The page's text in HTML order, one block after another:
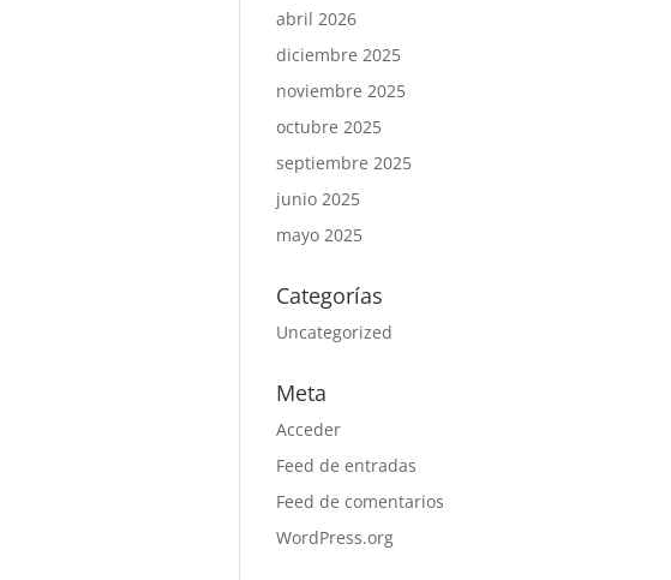
abril 2026
diciembre 2025
noviembre 2025
octubre 2025
septiembre 2025
junio 2025
mayo 2025
Categorías
Uncategorized
Meta
Acceder
Feed de entradas
Feed de comentarios
WordPress.org